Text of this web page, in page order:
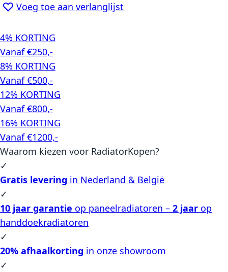
Voeg toe aan verlanglijst
4% KORTING
Vanaf €250,-
8% KORTING
Vanaf €500,-
12% KORTING
Vanaf €800,-
16% KORTING
Vanaf €1200,-
Waarom kiezen voor RadiatorKopen?
✓
Gratis levering in Nederland & België
✓
10 jaar garantie op paneelradiatoren – 2 jaar op
handdoekradiatoren
✓
20% afhaalkorting in onze showroom
✓